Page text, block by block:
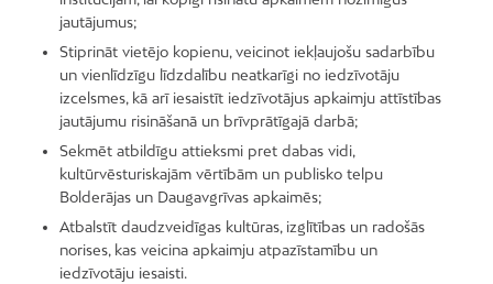
jautājumus;
Stiprināt vietējo kopienu, veicinot iekļaujošu sadarbību
un vienlīdzīgu līdzdalību neatkarīgi no iedzīvotāju
izcelsmes, kā arī iesaistīt iedzīvotājus apkaimju attīstības
jautājumu risināšanā un brīvprātīgajā darbā;
Sekmēt atbildīgu attieksmi pret dabas vidi,
kultūrvēsturiskajām vērtībām un publisko telpu
Bolderājas un Daugavgrīvas apkaimēs;
Atbalstīt daudzveidīgas kultūras, izglītības un radošās
norises, kas veicina apkaimju atpazīstamību un
iedzīvotāju iesaisti.